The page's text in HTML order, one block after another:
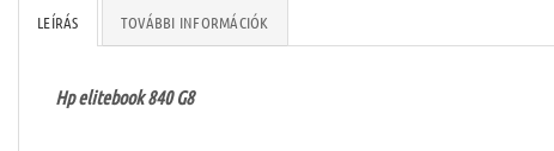
LEÍRÁS TOVÁBBI INFORMÁCIÓK
Hp elitebook 840 G8